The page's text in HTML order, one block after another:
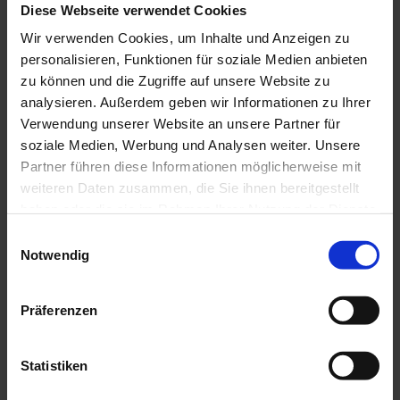
Diese Webseite verwendet Cookies
Wir verwenden Cookies, um Inhalte und Anzeigen zu
personalisieren, Funktionen für soziale Medien anbieten
zu können und die Zugriffe auf unsere Website zu
analysieren. Außerdem geben wir Informationen zu Ihrer
Verwendung unserer Website an unsere Partner für
soziale Medien, Werbung und Analysen weiter. Unsere
Partner führen diese Informationen möglicherweise mit
weiteren Daten zusammen, die Sie ihnen bereitgestellt
Notwendig
Präferenzen
Statistiken
Berührungslose Temperaturmessungen mit Infrarotthermometern
oder Wärmebildkameras sind zu unverzichtbaren Werkzeugen für die
Überwachung von industriellen Produktionsprozessen
geworden. Durch Messung der Absoluttemperatur oder der
Temperaturdifferenzen lassen sich Unregelmäßigkeiten im
An elektrischen und elektronischen Einrichtungen und Geräten kann
aufdecken, die verschiedene Ursachen haben können: schlechte
Anschlüsse, Überlastungen, ungleiche Belastung der Phasen,
Aber auch in der Mechanik lassen sich durch Thermographien
unnormale Erhitzungen feststellen, wie etwa Materialverschleiß,